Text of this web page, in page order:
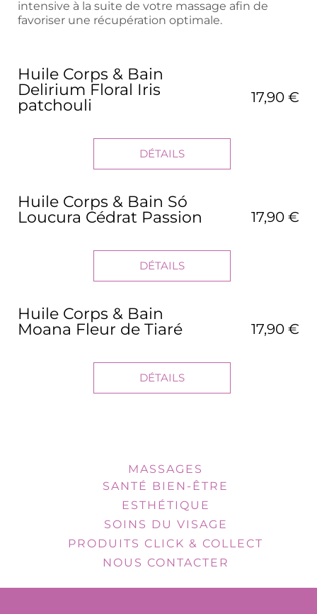
intensive à la suite de votre massage afin de
favoriser une récupération optimale.
Huile Corps & Bain
Delirium Floral Iris
patchouli
17,90 €
DÉTAILS
Huile Corps & Bain Só
Loucura Cédrat Passion
17,90 €
DÉTAILS
Huile Corps & Bain
Moana Fleur de Tiaré
17,90 €
DÉTAILS
MASSAGES
SANTÉ BIEN-ÊTRE
ESTHÉTIQUE
SOINS DU VISAGE
PRODUITS CLICK & COLLECT
NOUS CONTACTER